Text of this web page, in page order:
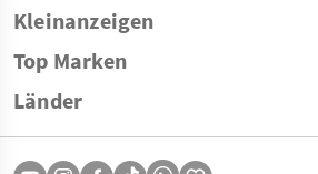
Kleinanzeigen
Top Marken
Länder